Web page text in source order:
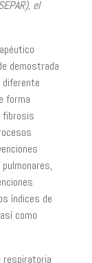
el
demostrada
forma
fibrosis
índices de
como
respiratoria